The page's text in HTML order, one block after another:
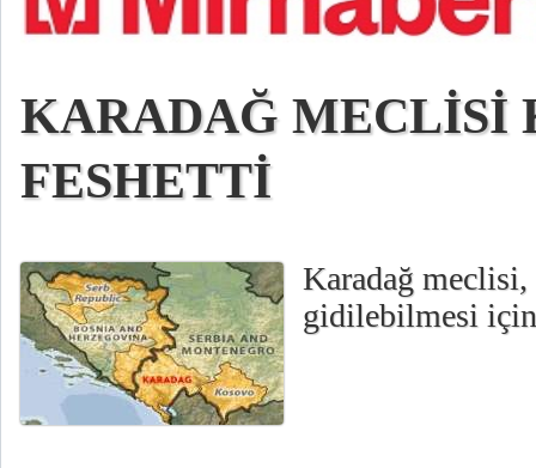
KARADAĞ MECLİSİ
FESHETTİ
Karadağ meclisi,
gidilebilmesi